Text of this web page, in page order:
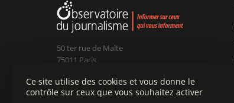
50 ter rue de Malte
75011 Paris
Président :Claude Chollet
Dir. rédaction :Édouard Chanot
Ce site utilise des cookies et vous donne le
contrôle sur ceux que vous souhaitez activer